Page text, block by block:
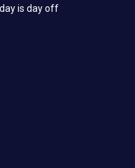
is day off